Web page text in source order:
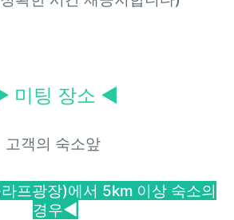
미팅 장소 ◀
고객의 숙소앞
프광장)에서 5km 이상 숙소의
경우◀